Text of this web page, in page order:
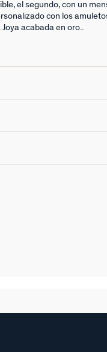
el segundo, con un
con los
acabada en oro..